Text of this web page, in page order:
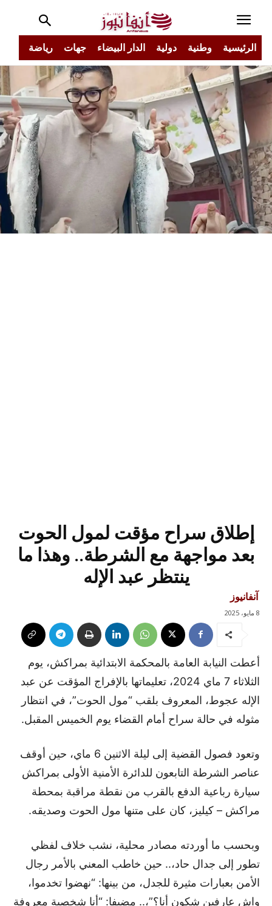
الرئيسية وطنية دولية الدار البيضاء جهات رياضة
إطلاق سراح مؤقت لمول الحوت
بعد مواجهة مع الشرطة.. وهذا ما
ينتظر عبد الإله
آنفانيوز
8 مايو، 2025
أعطت النيابة العامة بالمحكمة الابتدائية بمراكش، يوم
الثلاثاء 7 ماي 2024، تعليماتها بالإفراج المؤقت عن عبد
الإله عجوط، المعروف بلقب “مول الحوت”، في انتظار
مثوله في حالة سراح أمام القضاء يوم الخميس المقبل.
وتعود فصول القضية إلى ليلة الاثنين 6 ماي، حين أوقف
عناصر الشرطة التابعون للدائرة الأمنية الأولى بمراكش
سيارة رباعية الدفع بالقرب من نقطة مراقبة بمحطة
مراكش – كيليز، كان على متنها مول الحوت وصديقه.
وبحسب ما أوردته مصادر محلية، نشب خلاف لفظي
تطور إلى جدال حاد،.. حين خاطب المعني بالأمر رجال
الأمن بعبارات مثيرة للجدل، من بينها: “نهضوا تخدموا،
واش عارفين شكون أنا؟”،.. مضيفا: “أنا شخصية معروفة